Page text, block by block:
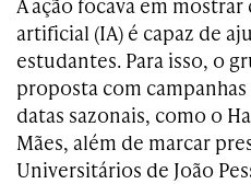
artificial (IA) é capaz de
estudantes. Para isso, o
proposta com
datas sazonais, como o
Mães, além de marcar
Universitários de João